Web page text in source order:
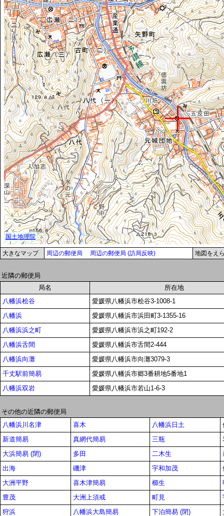
大きなマップ 周辺の郵便局 周辺の郵便局 (訪局反映) 地図をえ
近隣の郵便局
局名
所在地
八幡浜桧谷
愛媛県八幡浜市桧谷3-1008-1
八幡浜
愛媛県八幡浜市浜田町3-1355-16
八幡浜浜之町
愛媛県八幡浜市浜之町192-2
八幡浜舌間
愛媛県八幡浜市舌間2-444
八幡浜向灘
愛媛県八幡浜市向灘3079-3
千丈駅前簡易
愛媛県八幡浜市郷3番耕地5番地1
八幡浜双岩
愛媛県八幡浜市若山1-6-3
その他の近隣の郵便局
八幡浜川名津
喜木 八幡浜日土
新道簡易
真網代簡易 三瓶
大浜簡易 (閉)
多田 二木生
出海
磯津 宇和加茂
大洲平野
喜木津簡易 櫛生
豊茂
大洲上須戒 町見
狩浜
八幡浜大島簡易 下泊簡易 (閉)